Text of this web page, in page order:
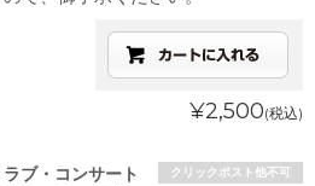
¥2,500(税込)
クリックポスト他不可
ブ・コンサート